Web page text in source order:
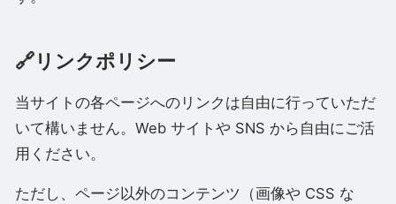
🔗リンクポリシー
当サイトの各ページへのリンクは自由に行っていただ
いて構いません。Web サイトや SNS から自由にご活
用ください。
ただし、ページ以外のコンテンツ（画像や CSS な